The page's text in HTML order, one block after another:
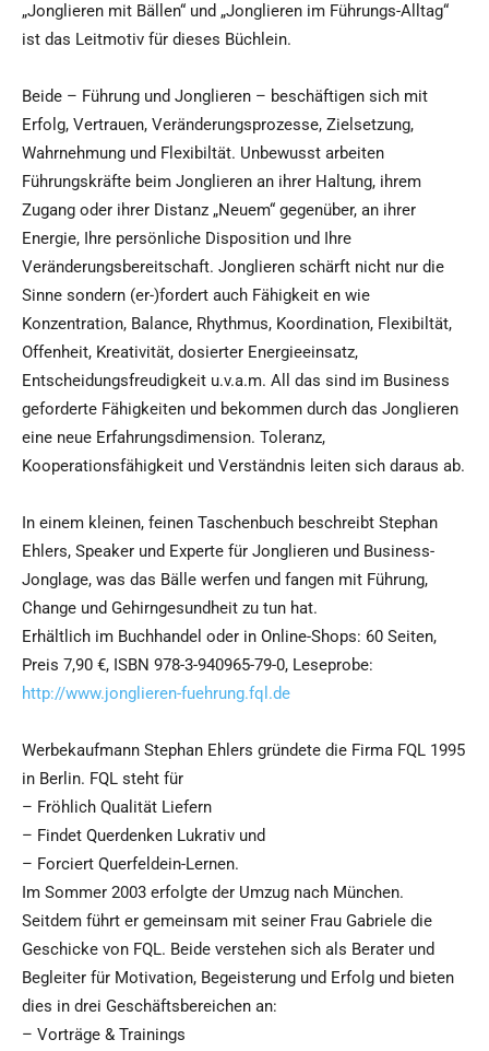
„Jonglieren mit Bällen“ und „Jonglieren im Führungs-Alltag“
ist das Leitmotiv für dieses Büchlein.
Beide – Führung und Jonglieren – beschäftigen sich mit
Erfolg, Vertrauen, Veränderungsprozesse, Zielsetzung,
Wahrnehmung und Flexibiltät. Unbewusst arbeiten
Führungskräfte beim Jonglieren an ihrer Haltung, ihrem
Zugang oder ihrer Distanz „Neuem“ gegenüber, an ihrer
Energie, Ihre persönliche Disposition und Ihre
Veränderungsbereitschaft. Jonglieren schärft nicht nur die
Sinne sondern (er-)fordert auch Fähigkeit en wie
Konzentration, Balance, Rhythmus, Koordination, Flexibiltät,
Offenheit, Kreativität, dosierter Energieeinsatz,
Entscheidungsfreudigkeit u.v.a.m. All das sind im Business
geforderte Fähigkeiten und bekommen durch das Jonglieren
eine neue Erfahrungsdimension. Toleranz,
Kooperationsfähigkeit und Verständnis leiten sich daraus ab.
In einem kleinen, feinen Taschenbuch beschreibt Stephan
Ehlers, Speaker und Experte für Jonglieren und Business-
Jonglage, was das Bälle werfen und fangen mit Führung,
Change und Gehirngesundheit zu tun hat.
Erhältlich im Buchhandel oder in Online-Shops: 60 Seiten,
Preis 7,90 €, ISBN 978-3-940965-79-0, Leseprobe:
http://www.jonglieren-fuehrung.fql.de
Werbekaufmann Stephan Ehlers gründete die Firma FQL 1995
in Berlin. FQL steht für
– Fröhlich Qualität Liefern
– Findet Querdenken Lukrativ und
– Forciert Querfeldein-Lernen.
Im Sommer 2003 erfolgte der Umzug nach München.
Seitdem führt er gemeinsam mit seiner Frau Gabriele die
Geschicke von FQL. Beide verstehen sich als Berater und
Begleiter für Motivation, Begeisterung und Erfolg und bieten
dies in drei Geschäftsbereichen an:
– Vorträge & Trainings